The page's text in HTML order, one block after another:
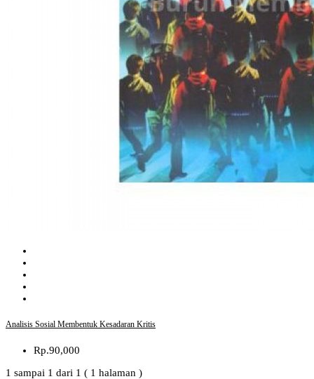
Analisis Sosial Membentuk Kesadaran Kritis
Rp.90,000
1 sampai 1 dari 1 ( 1 halaman )